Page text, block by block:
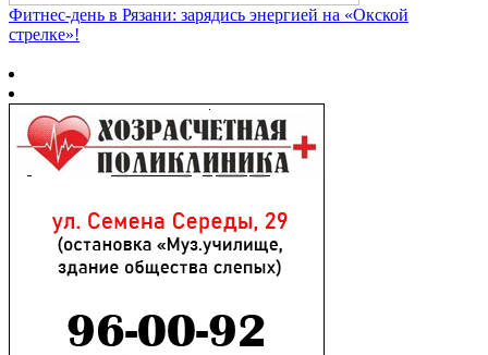
Фитнес‑день в Рязани: зарядись энергией на «Окской
стрелке»!